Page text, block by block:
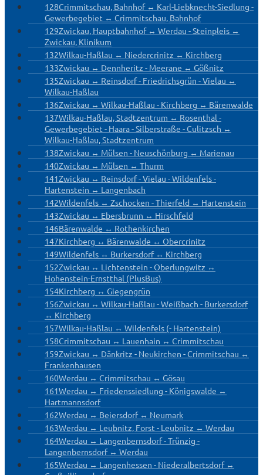
128Crimmitschau, Bahnhof ↔ Karl-Liebknecht-Siedlung -
Gewerbegebiet ↔ Crimmitschau, Bahnhof
129Zwickau, Hauptbahnhof ↔ Werdau - Steinpleis ↔
Zwickau, Klinikum
132Wilkau-Haßlau ↔ Niedercrinitz ↔ Kirchberg
133Zwickau ↔ Dennheritz - Meerane ↔ Gößnitz
135Zwickau ↔ Reinsdorf - Friedrichsgrün - Vielau ↔
Wilkau-Haßlau
136Zwickau ↔ Wilkau-Haßlau - Kirchberg ↔ Bärenwalde
137Wilkau-Haßlau, Stadtzentrum ↔ Rosenthal -
Gewerbegebiet - Haara - Silberstraße - Culitzsch ↔
Wilkau-Haßlau, Stadtzentrum
138Zwickau ↔ Mülsen - Neuschönburg ↔ Marienau
140Zwickau ↔ Mülsen ↔ Thurm
141Zwickau ↔ Reinsdorf - Vielau - Wildenfels -
Hartenstein ↔ Langenbach
142Wildenfels ↔ Zschocken - Thierfeld ↔ Hartenstein
143Zwickau ↔ Ebersbrunn ↔ Hirschfeld
146Bärenwalde ↔ Rothenkirchen
147Kirchberg ↔ Bärenwalde ↔ Obercrinitz
149Wildenfels ↔ Burkersdorf ↔ Kirchberg
152Zwickau ↔ Lichtenstein - Oberlungwitz ↔
Hohenstein-Ernstthal (PlusBus)
154Kirchberg ↔ Giegengrün
156Zwickau ↔ Wilkau-Haßlau - Weißbach - Burkersdorf
↔ Kirchberg
157Wilkau-Haßlau ↔ Wildenfels (- Hartenstein)
158Crimmitschau ↔ Lauenhain ↔ Crimmitschau
159Zwickau ↔ Dänkritz - Neukirchen - Crimmitschau ↔
Frankenhausen
160Werdau ↔ Crimmitschau ↔ Gösau
161Werdau ↔ Friedenssiedlung - Königswalde ↔
Hartmannsdorf
162Werdau ↔ Beiersdorf ↔ Neumark
163Werdau ↔ Leubnitz, Forst - Leubnitz ↔ Werdau
164Werdau ↔ Langenbernsdorf - Trünzig -
Langenbernsdorf ↔ Werdau
165Werdau ↔ Langenhessen - Niederalbertsdorf ↔